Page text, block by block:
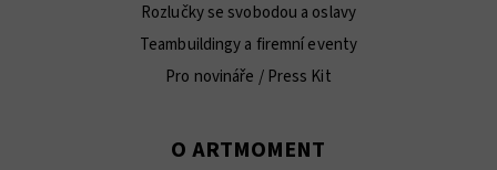
Rozlučky se svobodou a oslavy
Teambuildingy a firemní eventy
Pro novináře / Press Kit
O ARTMOMENT